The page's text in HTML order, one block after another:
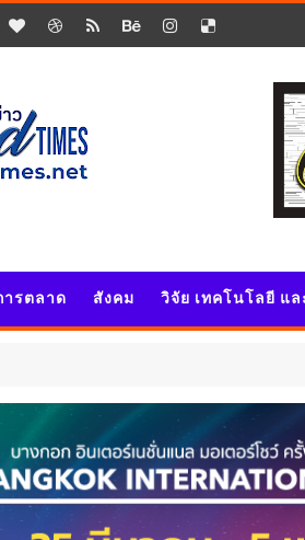
ารตลาด สังคม วิจัย เทคโนโลยี แ